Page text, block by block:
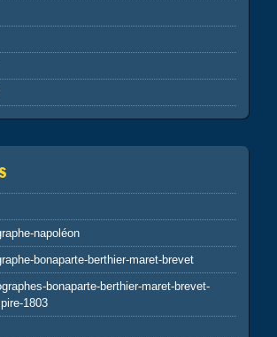
napoléon
bonaparte-berthier-maret-brevet
bonaparte-berthier-maret-brevet-
1803